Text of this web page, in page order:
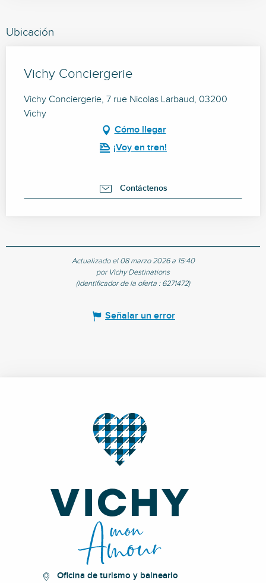
Ubicación
Vichy Conciergerie
Vichy Conciergerie, 7 rue Nicolas Larbaud, 03200
Vichy
Cómo llegar
¡Voy en tren!
Contáctenos
Actualizado el 08 marzo 2026 a 15:40
por Vichy Destinations
(Identificador de la oferta : 6271472)
Señalar un error
Oficina de turismo y balneario